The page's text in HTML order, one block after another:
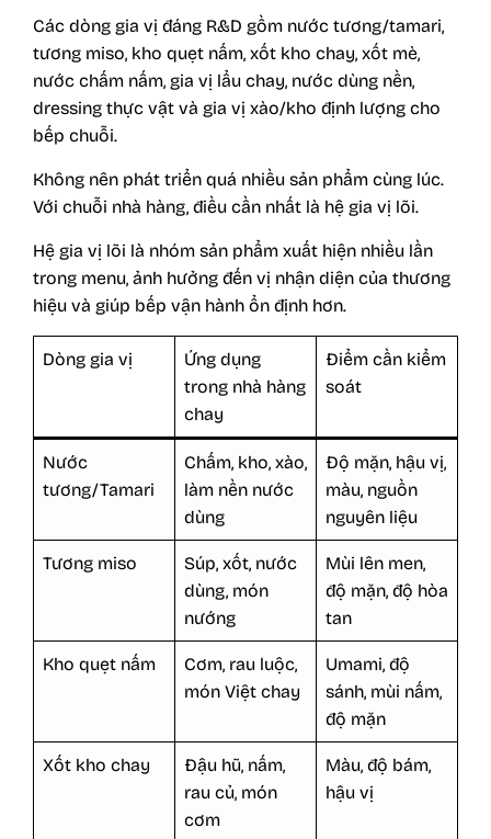
Các dòng gia vị đáng R&D gồm nước tương/tamari,
tương miso, kho quẹt nấm, xốt kho chay, xốt mè,
nước chấm nấm, gia vị lẩu chay, nước dùng nền,
dressing thực vật và gia vị xào/kho định lượng cho
bếp chuỗi.
Không nên phát triển quá nhiều sản phẩm cùng lúc.
Với chuỗi nhà hàng, điều cần nhất là hệ gia vị lõi.
Hệ gia vị lõi là nhóm sản phẩm xuất hiện nhiều lần
trong menu, ảnh hưởng đến vị nhận diện của thương
hiệu và giúp bếp vận hành ổn định hơn.
Dòng gia vị
Ứng dụng
trong nhà hàng
chay
Điểm cần kiểm
soát
Nước
tương/Tamari
Chấm, kho, xào,
làm nền nước
dùng
Độ mặn, hậu vị,
màu, nguồn
nguyên liệu
Tương miso
Súp, xốt, nước
dùng, món
nướng
Mùi lên men,
độ mặn, độ hòa
tan
Kho quẹt nấm
Cơm, rau luộc,
món Việt chay
Umami, độ
sánh, mùi nấm,
độ mặn
Xốt kho chay
Đậu hũ, nấm,
rau củ, món
cơm
Màu, độ bám,
hậu vị